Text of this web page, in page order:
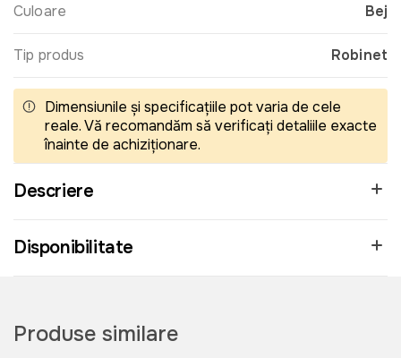
Culoare Bej
Tip produs Robinet
Dimensiunile și specificațiile pot varia de cele
reale. Vă recomandăm să verificați detaliile exacte
înainte de achiziționare.
Descriere
Disponibilitate
Produse similare